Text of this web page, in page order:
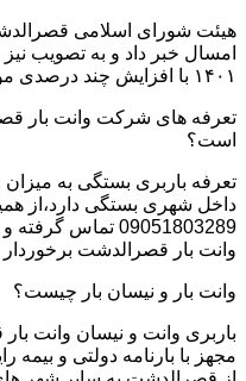
هیئت شورای اسلامی
امسال خبر داد و به تصویب
۱۴۰۱ با افزایش چند درصدی مواجه شد.
است؟
تعرفه باربری بستگی به
داخل شهری بستگی دارد،از
09051803289
وانت بار قصرالدشت
وانت بار و نیسان بار چیست؟
باربری وانت و نیسان وانت
مجهز با بارنامه دولتی و بیمه